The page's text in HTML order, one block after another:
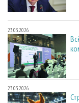
23.03.2026
23.03.2026